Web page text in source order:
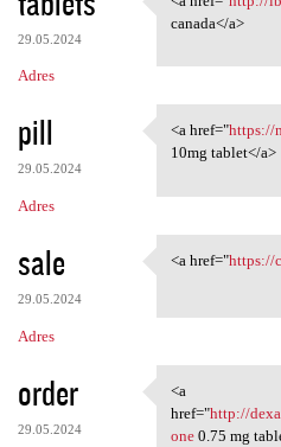
29.05.2024
Adres
<acanada</a>
pill
29.05.2024
Adres
<a
<a href="https://
10mg tablet</a>
sale
29.05.2024
Adres
<a
<a href="https://
order
29.05.2024
<a
<a
href="http://
one0.75 mg